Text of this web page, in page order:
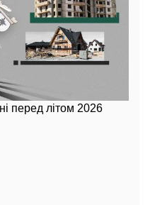
перед літом 2026